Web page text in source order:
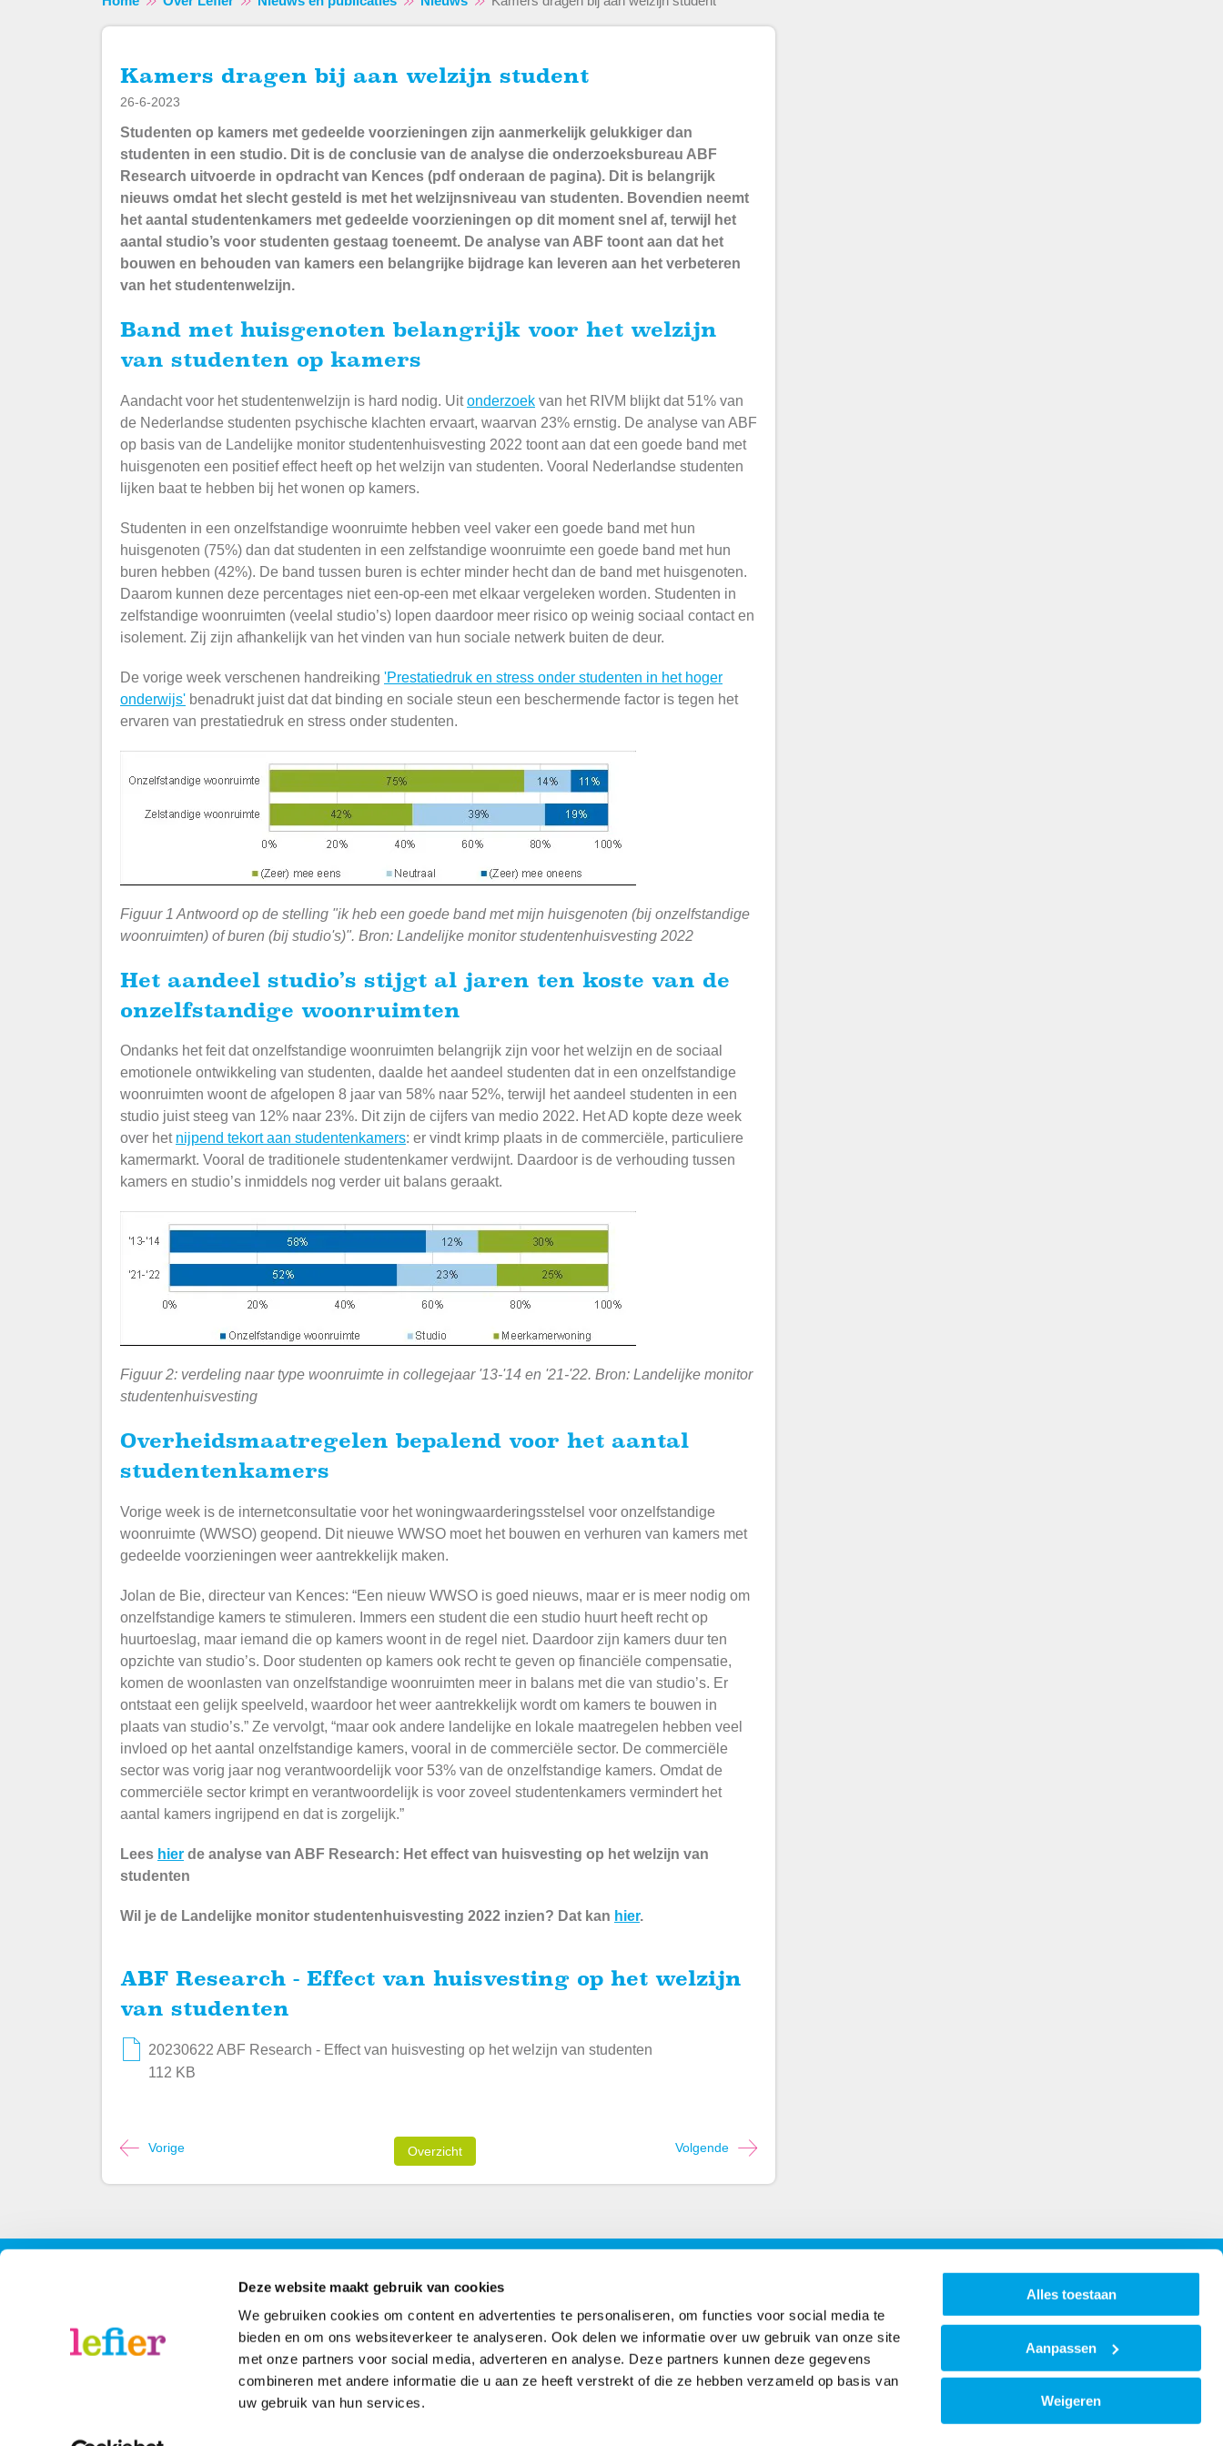
Deze website maakt gebruik van cookies
We gebruiken cookies om content en advertenties te personaliseren, om functies voor social media te
bieden en om ons websiteverkeer te analyseren. Ook delen we informatie over uw gebruik van onze site
met onze partners voor social media, adverteren en analyse. Deze partners kunnen deze gegevens
combineren met andere informatie die u aan ze heeft verstrekt of die ze hebben verzameld op basis van
uw gebruik van hun services.
Alles toestaan
Aanpassen
Weigeren
Kamers dragen bij aan welzijn student
26-6-2023
Studenten op kamers met gedeelde voorzieningen zijn aanmerkelijk gelukkiger dan
studenten in een studio. Dit is de conclusie van de analyse die onderzoeksbureau ABF
Research uitvoerde in opdracht van Kences (pdf onderaan de pagina). Dit is belangrijk
nieuws omdat het slecht gesteld is met het welzijnsniveau van studenten. Bovendien neemt
het aantal studentenkamers met gedeelde voorzieningen op dit moment snel af, terwijl het
aantal studio’s voor studenten gestaag toeneemt. De analyse van ABF toont aan dat het
bouwen en behouden van kamers een belangrijke bijdrage kan leveren aan het verbeteren
van het studentenwelzijn.
Band met huisgenoten belangrijk voor het welzijn
van studenten op kamers
Aandacht voor het studentenwelzijn is hard nodig. Uitonderzoek van het RIVM blijkt dat 51% van
de Nederlandse studenten psychische klachten ervaart, waarvan 23% ernstig. De analyse van ABF
op basis van de Landelijke monitor studentenhuisvesting 2022 toont aan dat een goede band met
huisgenoten een positief effect heeft op het welzijn van studenten. Vooral Nederlandse studenten
lijken baat te hebben bij het wonen op kamers.
Studenten in een onzelfstandige woonruimte hebben veel vaker een goede band met hun
huisgenoten (75%) dan dat studenten in een zelfstandige woonruimte een goede band met hun
buren hebben (42%). De band tussen buren is echter minder hecht dan de band met huisgenoten.
Daarom kunnen deze percentages niet een-op-een met elkaar vergeleken worden. Studenten in
zelfstandige woonruimten (veelal studio’s) lopen daardoor meer risico op weinig sociaal contact en
isolement. Zij zijn afhankelijk van het vinden van hun sociale netwerk buiten de deur.
De vorige week verschenen handreiking 'Prestatiedruk en stress onder studenten in het hoger
onderwijs' benadrukt juist dat dat binding en sociale steun een beschermende factor is tegen het
ervaren van prestatiedruk en stress onder studenten.
Figuur 1 Antwoord op de stelling "ik heb een goede band met mijn huisgenoten (bij onzelfstandige
woonruimten) of buren (bij studio's)". Bron: Landelijke monitor studentenhuisvesting 2022
Het aandeel studio’s stijgt al jaren ten koste van de
onzelfstandige woonruimten
Ondanks het feit dat onzelfstandige woonruimten belangrijk zijn voor het welzijn en de sociaal
emotionele ontwikkeling van studenten, daalde het aandeel studenten dat in een onzelfstandige
woonruimten woont de afgelopen 8 jaar van 58% naar 52%, terwijl het aandeel studenten in een
studio juist steeg van 12% naar 23%. Dit zijn de cijfers van medio 2022. Het AD kopte deze week
over het nijpend tekort aan studentenkamers: er vindt krimp plaats in de commerciële, particuliere
kamermarkt. Vooral de traditionele studentenkamer verdwijnt. Daardoor is de verhouding tussen
kamers en studio’s inmiddels nog verder uit balans geraakt.
Figuur 2: verdeling naar type woonruimte in collegejaar '13-'14 en '21-'22. Bron: Landelijke monitor
studentenhuisvesting
Overheidsmaatregelen bepalend voor het aantal
studentenkamers
Vorige week is de internetconsultatie voor het woningwaarderingsstelsel voor onzelfstandige
woonruimte (WWSO) geopend. Dit nieuwe WWSO moet het bouwen en verhuren van kamers met
gedeelde voorzieningen weer aantrekkelijk maken.
Jolan de Bie, directeur van Kences: “Een nieuw WWSO is goed nieuws, maar er is meer nodig om
onzelfstandige kamers te stimuleren. Immers een student die een studio huurt heeft recht op
huurtoeslag, maar iemand die op kamers woont in de regel niet. Daardoor zijn kamers duur ten
opzichte van studio’s. Door studenten op kamers ook recht te geven op financiële compensatie,
komen de woonlasten van onzelfstandige woonruimten meer in balans met die van studio’s. Er
ontstaat een gelijk speelveld, waardoor het weer aantrekkelijk wordt om kamers te bouwen in
plaats van studio’s.” Ze vervolgt, “maar ook andere landelijke en lokale maatregelen hebben veel
invloed op het aantal onzelfstandige kamers, vooral in de commerciële sector. De commerciële
sector was vorig jaar nog verantwoordelijk voor 53% van de onzelfstandige kamers. Omdat de
commerciële sector krimpt en verantwoordelijk is voor zoveel studentenkamers vermindert het
aantal kamers ingrijpend en dat is zorgelijk.”
Lees hier de analyse van ABF Research: Het effect van huisvesting op het welzijn van
studenten
Wil je de Landelijke monitor studentenhuisvesting 2022 inzien? Dat kan hier.
ABF Research - Effect van huisvesting op het welzijn
van studenten
20230622 ABF Research - Effect van huisvesting op het welzijn van studenten
112 KB
Volgende
Overzicht
Vorige
Contactinformatie
088 - 203 3000
Stuur een bericht
Volg ons
Facebook
Instagram
Postbus 2102
7801 CC Emmen
Maandag t/m vrijdag van 8:00 - 16:30
voor de bezoekadressen